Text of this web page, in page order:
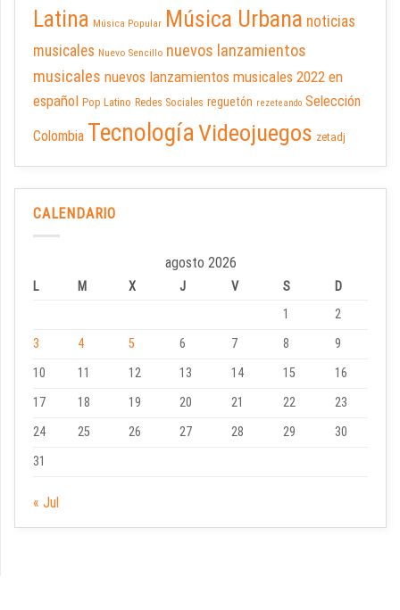
Latina Música Popular Música Urbana noticias
musicales Nuevo Sencillo nuevos lanzamientos
musicales nuevos lanzamientos musicales 2022 en
español Pop Latino Redes Sociales reguetón rezeteando Selección
Colombia TecnologíaVideojuegos zetadj
CALENDARIO
agosto 2026
L M X J V S
D
1
2
3
4 5 6 7 8
9
10
11 12 13 14 15
16
17
18 19 20 21 22
23
24
25 26 27 28 29
30
31
« Jul